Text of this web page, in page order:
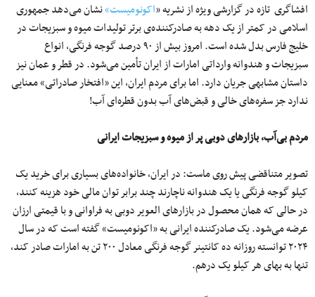
افشاگری تازه در گزارشی ویژه از نشریه «اکونومیست»نشان می‌دهد جمهوری
اسلامی در کمتر از یک دهه به صادرکننده‌ی برتر تولیدات میوه و سبزیجات در
خلیج فارس بدل شده است. امروز بیش از ۹۰ درصد گوجه‌ فرنگی، انواع
سبزیجات و هندوانه وارداتی امارات از ایران تأمین می‌شود. در قطر و عمان نیز
داستان مشابهی جریان دارد. اما برای مردم ایران، این «افتخار صادراتی» معنایی
ندارد جز سفره‌های خالی و قبض‌های آب بدون قطره‌ای آب!
مردم بی‌آب، بازارهای دوبی پر از میوه و سبزیجات ایرانی
تصویر متناقضی پیش روی ماست: در ایران، خانواده‌های بسیاری برای خرید یک
کیلو گوجه‌ فرنگی یا یک هندوانه ناچارند چند برابر توان‌ مالی خود هزینه کنند،
در حالی‌ که همان محصول در بازارهای العویر دوبی به‌ فراوانی و با قیمتی ارزان
عرضه می‌شود. یک صادرکننده ایرانی به «اکونومیست» گفته است که در سال
۲۰۲۴ توانسته روزانه ده کانتینر گوجه فرنگی معادل ۲۰۰ تن به امارات صادر کند،
تنها به بهای هر کیلو یک درهم.